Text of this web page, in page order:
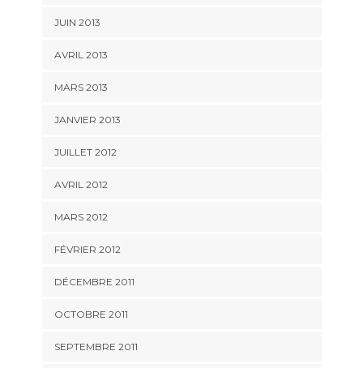
JUIN 2013
AVRIL 2013
MARS 2013
JANVIER 2013
JUILLET 2012
AVRIL 2012
MARS 2012
FÉVRIER 2012
DÉCEMBRE 2011
OCTOBRE 2011
SEPTEMBRE 2011